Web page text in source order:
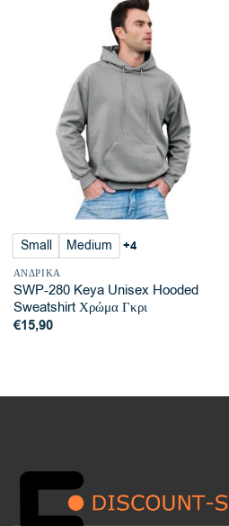
Small Medium +4
ΑΝΔΡΙΚΆ
SWP-280 Keya Unisex Hooded
Sweatshirt Χρώμα Γκρι
€15,90